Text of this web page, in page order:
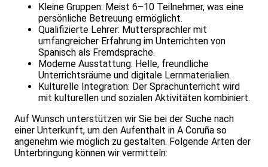
Kleine Gruppen: Meist 6–10 Teilnehmer, was eine
persönliche Betreuung ermöglicht.
Qualifizierte Lehrer: Muttersprachler mit
umfangreicher Erfahrung im Unterrichten von
Spanisch als Fremdsprache.
Moderne Ausstattung: Helle, freundliche
Unterrichtsräume und digitale Lernmaterialien.
Kulturelle Integration: Der Sprachunterricht wird
mit kulturellen und sozialen Aktivitäten kombiniert.
Auf Wunsch unterstützen wir Sie bei der Suche nach
einer Unterkunft, um den Aufenthalt in A Coruña so
angenehm wie möglich zu gestalten. Folgende Arten der
Unterbringung können wir vermitteln: